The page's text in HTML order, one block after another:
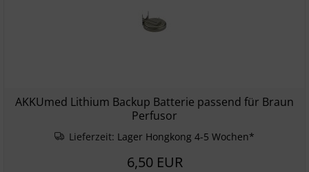
AKKUmed Lithium Backup Batterie passend für Braun
Perfusor
Lieferzeit: Lager Hongkong 4-5 Wochen*
6,50 EUR